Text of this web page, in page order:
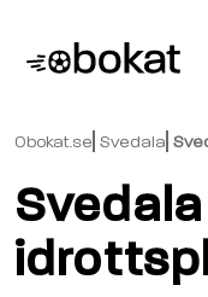
Obokat.se Svedala